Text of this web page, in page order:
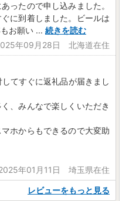
ったので申し込みました。
に到着しました。ビールは
お願い ... 続きを読む
年09月28日 北海道在住
てすぐに返礼品が届きまし
、みんなで楽しくいただき
ホからもできるので大変助
年01月11日 埼玉県在住
レビューをもっと見る